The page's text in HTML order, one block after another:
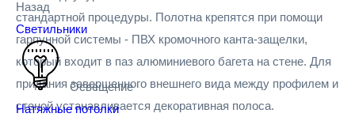
Назад
Светильники
Освещение
Натяжные потолки
стандартной процедуры. Полотна крепятся при помощи
гарпунной системы - ПВХ кромочного канта-защелки,
который входит в паз алюминиевого багета на стене. Для
придания завершенного внешнего вида между профилем и
стеной устанавливается декоративная полоса.